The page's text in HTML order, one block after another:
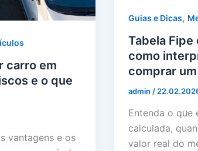
carro em
e o que
vantagens e os
Guias e Dicas,
Tabela
como
comprar
admin /
Entenda o que
calculada,
valor real do